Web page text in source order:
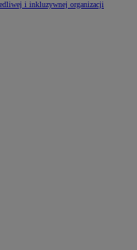
i inkluzywnej organizacji